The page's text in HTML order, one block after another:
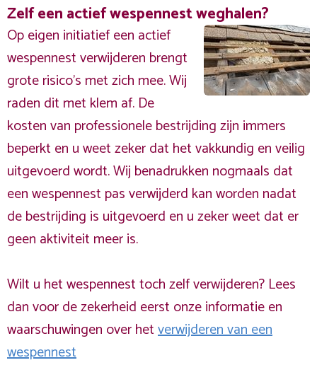
Zelf een actief wespennest weghalen?
Op eigen initiatief een actief
wespennest verwijderen brengt
grote risico’s met zich mee. Wij
raden dit met klem af. De
kosten van professionele bestrijding zijn immers
beperkt en u weet zeker dat het vakkundig en veilig
uitgevoerd wordt. Wij benadrukken nogmaals dat
een wespennest pas verwijderd kan worden nadat
de bestrijding is uitgevoerd en u zeker weet dat er
geen aktiviteit meer is.
Wilt u het wespennest toch zelf verwijderen? Lees
dan voor de zekerheid eerst onze informatie en
waarschuwingen over hetverwijderen van een
wespennest